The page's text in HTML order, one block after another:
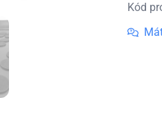
Kód